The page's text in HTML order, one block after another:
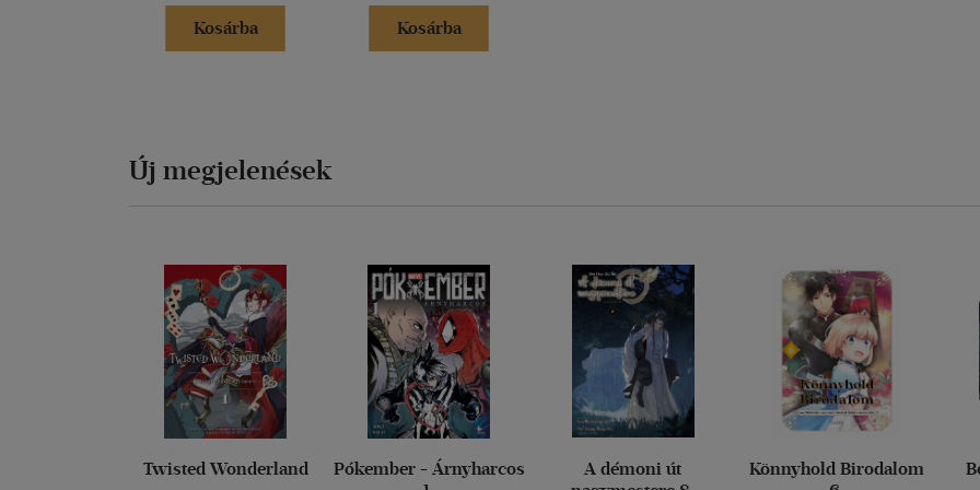
Kosárba
Kosárba
Új megjelenések
Twisted Wonderland
Pókember - Árnyharcos
A démoni út
Könnyhold Birodalom